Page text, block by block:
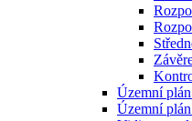
Územní
Územní